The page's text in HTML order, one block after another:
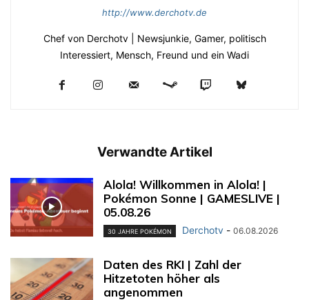
http://www.derchotv.de
Chef von Derchotv | Newsjunkie, Gamer, politisch
Interessiert, Mensch, Freund und ein Wadi
Verwandte Artikel
Alola! Willkommen in Alola! |
Pokémon Sonne | GAMESLIVE |
05.08.26
30 JAHRE POKÉMON Derchotv - 06.08.2026
Daten des RKI | Zahl der
Hitzetoten höher als
angenommen